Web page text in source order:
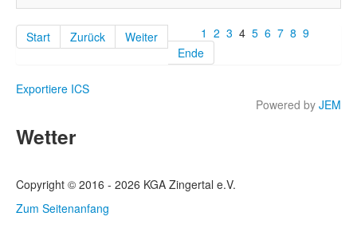
Start Zurück 1 2 3 4 5 6 7 8 9
Weiter
Ende
Exportiere ICS
Powered by JEM
Wetter
Copyright © 2016 - 2026 KGA Zingertal e.V.
Zum Seitenanfang